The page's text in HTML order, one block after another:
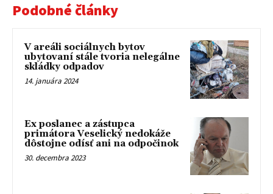
Podobné články
V areáli sociálnych bytov
ubytovaní stále tvoria nelegálne
skládky odpadov
14. januára 2024
Ex poslanec a zástupca
primátora Veselický nedokáže
dôstojne odísť ani na odpočinok
30. decembra 2023